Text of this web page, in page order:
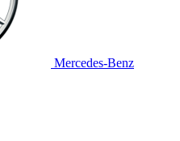
Mercedes-Benz